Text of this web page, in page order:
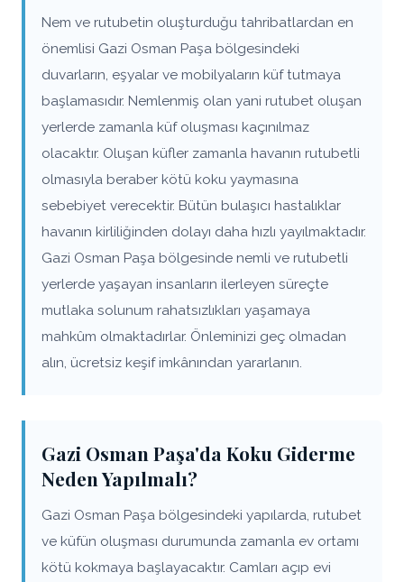
Nem ve rutubetin oluşturduğu tahribatlardan en
önemlisi Gazi Osman Paşa bölgesindeki
duvarların, eşyalar ve mobilyaların küf tutmaya
başlamasıdır. Nemlenmiş olan yani rutubet oluşan
yerlerde zamanla küf oluşması kaçınılmaz
olacaktır. Oluşan küfler zamanla havanın rutubetli
olmasıyla beraber kötü koku yaymasına
sebebiyet verecektir. Bütün bulaşıcı hastalıklar
havanın kirliliğinden dolayı daha hızlı yayılmaktadır.
Gazi Osman Paşa bölgesinde nemli ve rutubetli
yerlerde yaşayan insanların ilerleyen süreçte
mutlaka solunum rahatsızlıkları yaşamaya
mahkûm olmaktadırlar. Önleminizi geç olmadan
alın, ücretsiz keşif imkânından yararlanın.
Gazi Osman Paşa'da Koku Giderme
Neden Yapılmalı?
Gazi Osman Paşa bölgesindeki yapılarda, rutubet
ve küfün oluşması durumunda zamanla ev ortamı
kötü kokmaya başlayacaktır. Camları açıp evi